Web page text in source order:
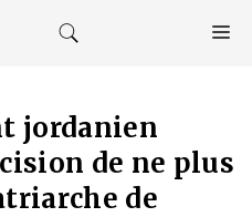
jordanien
de ne plus
de